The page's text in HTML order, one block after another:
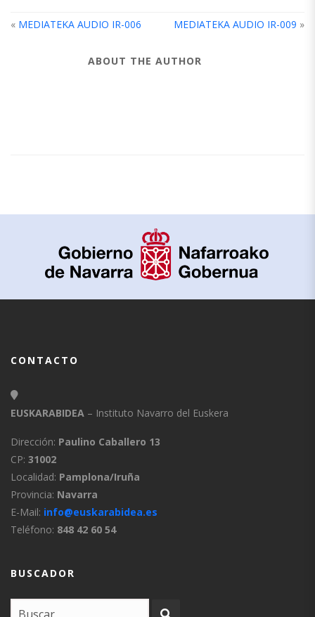
« MEDIATEKA AUDIO IR-006 MEDIATEKA AUDIO IR-009 »
ABOUT THE AUTHOR
CONTACTO
EUSKARABIDEA – Instituto Navarro del Euskera
Dirección: Paulino Caballero 13
CP: 31002
Localidad: Pamplona/Iruña
Provincia: Navarra
E-Mail: info@euskarabidea.es
Teléfono: 848 42 60 54
BUSCADOR